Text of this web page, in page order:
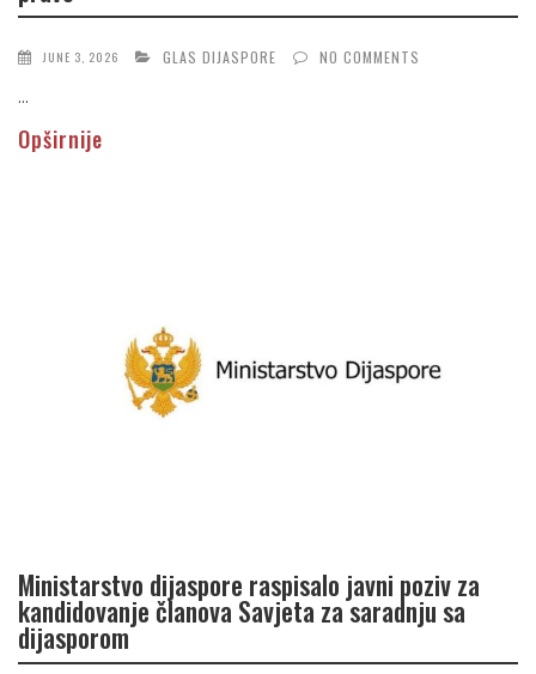
JUNE 3, 2026 GLAS DIJASPORE NO COMMENTS
...
Opširnije
Ministarstvo dijaspore raspisalo javni poziv za
kandidovanje članova Savjeta za saradnju sa
dijasporom